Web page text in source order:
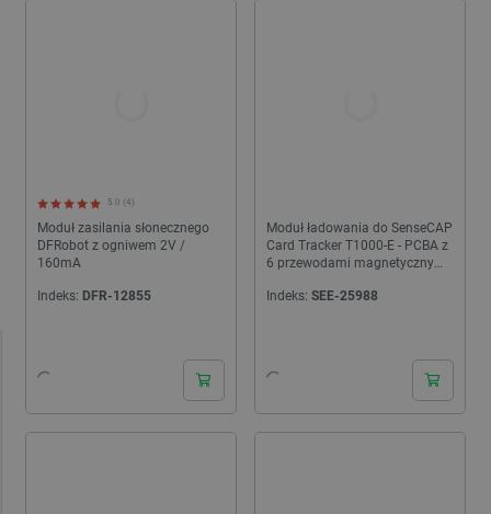
Moduł zasilania słonecznego
DFRobot z ogniwem 2V /
160mA
5.0 (4)
Indeks: DFR-12855
Moduł ładowania do SenseCAP
Card Tracker T1000-E - PCBA z
6 przewodami magnetycznymi
Indeks: SEE-25988